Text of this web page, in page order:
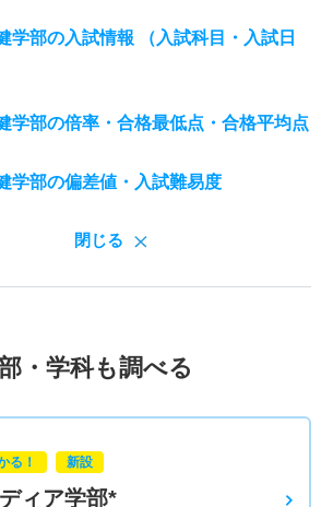
学部の入試情報 （入試科目・入試日
学部の倍率・合格最低点・合格平均点
学部の偏差値・入試難易度
閉じる
・学科も調べる
る！ 新設
ィア学部*